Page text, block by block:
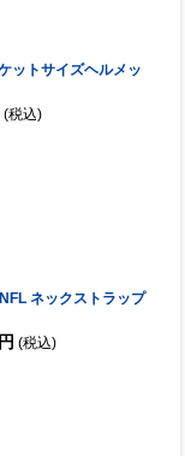
トサイズヘルメッ
(税込)
ネックストラップ
(税込)